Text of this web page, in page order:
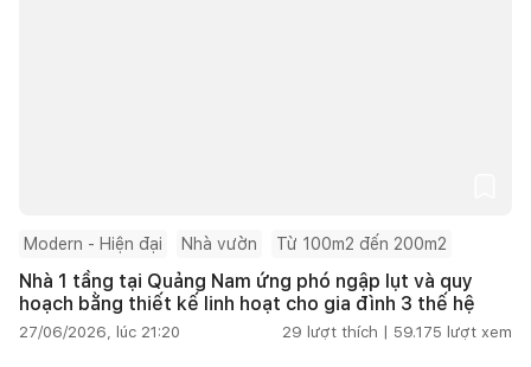
Modern - Hiện đại Nhà vườn Từ 100m2 đến 200m2
Nhà 1 tầng tại Quảng Nam ứng phó ngập lụt và quy
hoạch bằng thiết kế linh hoạt cho gia đình 3 thế hệ
27/06/2026, lúc 21:20 29 lượt thích | 59.175 lượt xem